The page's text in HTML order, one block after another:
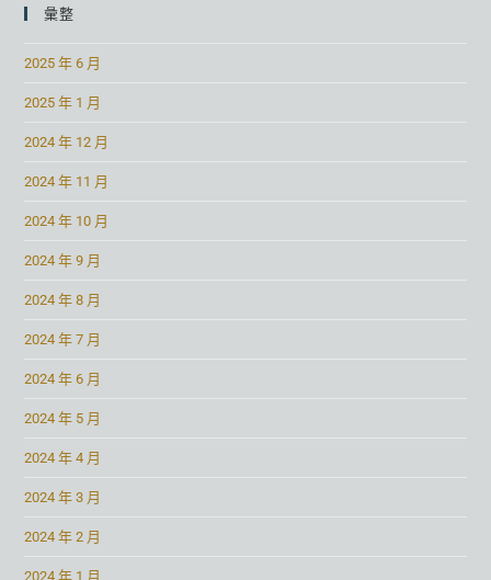
彙整
2025 年 6 月
2025 年 1 月
2024 年 12 月
2024 年 11 月
2024 年 10 月
2024 年 9 月
2024 年 8 月
2024 年 7 月
2024 年 6 月
2024 年 5 月
2024 年 4 月
2024 年 3 月
2024 年 2 月
2024 年 1 月